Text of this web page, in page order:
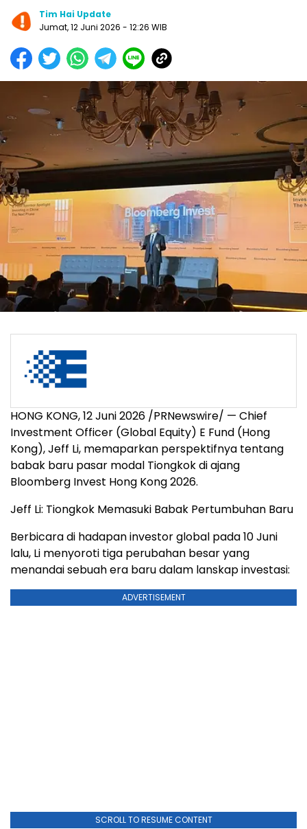
Tim Hai Update
Jumat, 12 Juni 2026 - 12:26 WIB
HONG KONG, 12 Juni 2026 /PRNewswire/ — Chief
Investment Officer (Global Equity) E Fund (Hong
Kong), Jeff Li, memaparkan perspektifnya tentang
babak baru pasar modal Tiongkok di ajang
Bloomberg Invest Hong Kong 2026.
Jeff Li: Tiongkok Memasuki Babak Pertumbuhan Baru
Berbicara di hadapan investor global pada 10 Juni
lalu, Li menyoroti tiga perubahan besar yang
menandai sebuah era baru dalam lanskap investasi:
ADVERTISEMENT
SCROLL TO RESUME CONTENT